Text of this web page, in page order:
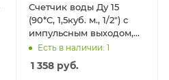
Счетчик воды Ду 15
(90*C, 1,5куб. м., 1/2") с
импульсным выходом,
без сгонов VALTEC
Есть в наличии: 1
1 358руб.